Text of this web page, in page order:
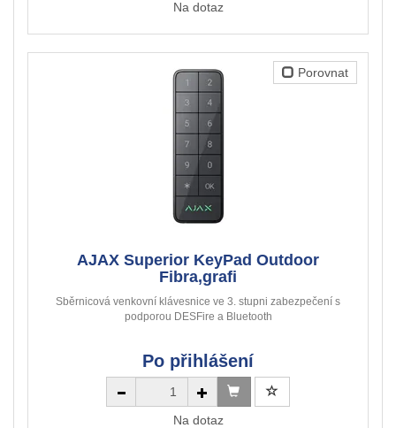
Na dotaz
Porovnat
AJAX Superior KeyPad Outdoor
Fibra,grafi
Sběrnicová venkovní klávesnice ve 3. stupni zabezpečení s
podporou DESFire a Bluetooth
Po přihlášení
Na dotaz